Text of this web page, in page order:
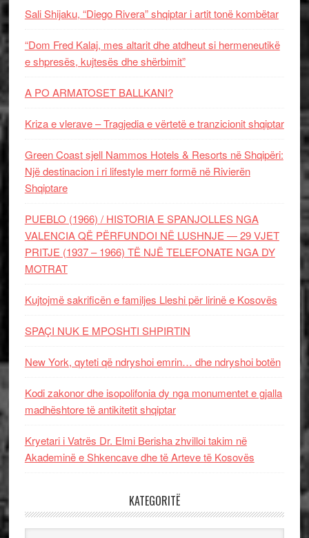
Sali Shijaku, “Diego Rivera” shqiptar i artit tonë kombëtar
“Dom Fred Kalaj, mes altarit dhe atdheut si hermeneutikë
e shpresës, kujtesës dhe shërbimit”
A PO ARMATOSET BALLKANI?
Kriza e vlerave – Tragjedia e vërtetë e tranzicionit shqiptar
Green Coast sjell Nammos Hotels & Resorts në Shqipëri:
Një destinacion i ri lifestyle merr formë në Rivierën
Shqiptare
PUEBLO (1966) / HISTORIA E SPANJOLLES NGA
VALENCIA QË PËRFUNDOI NË LUSHNJE — 29 VJET
PRITJE (1937 – 1966) TË NJË TELEFONATE NGA DY
MOTRAT
Kujtojmë sakrificën e familjes Lleshi për lirinë e Kosovës
SPAÇI NUK E MPOSHTI SHPIRTIN
New York, qyteti që ndryshoi emrin… dhe ndryshoi botën
Kodi zakonor dhe isopolifonia dy nga monumentet e gjalla
madhështore të antikitetit shqiptar
Kryetari i Vatrës Dr. Elmi Berisha zhvilloi takim në
Akademinë e Shkencave dhe të Arteve të Kosovës
KATEGORITË